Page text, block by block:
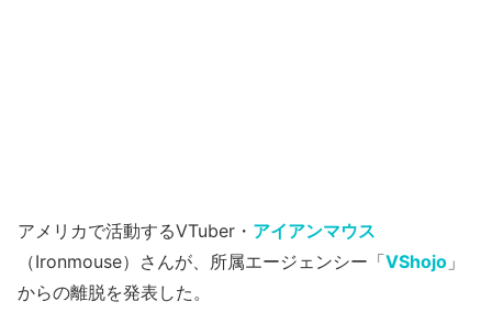
アメリカで活動するVTuber・ アイアンマウス
（Ironmouse）さんが、所属エージェンシー「VShojo 」
からの離脱を発表した。